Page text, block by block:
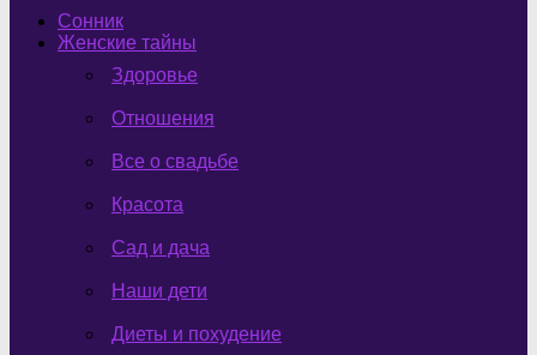
Сонник
Женские тайны
Здоровье
Отношения
Все о свадьбе
Красота
Сад и дача
Наши дети
Диеты и похудение